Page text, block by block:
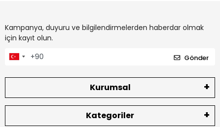
Kampanya, duyuru ve bilgilendirmelerden haberdar olmak
için kayıt olun.
Gönder
Kurumsal
Kategoriler